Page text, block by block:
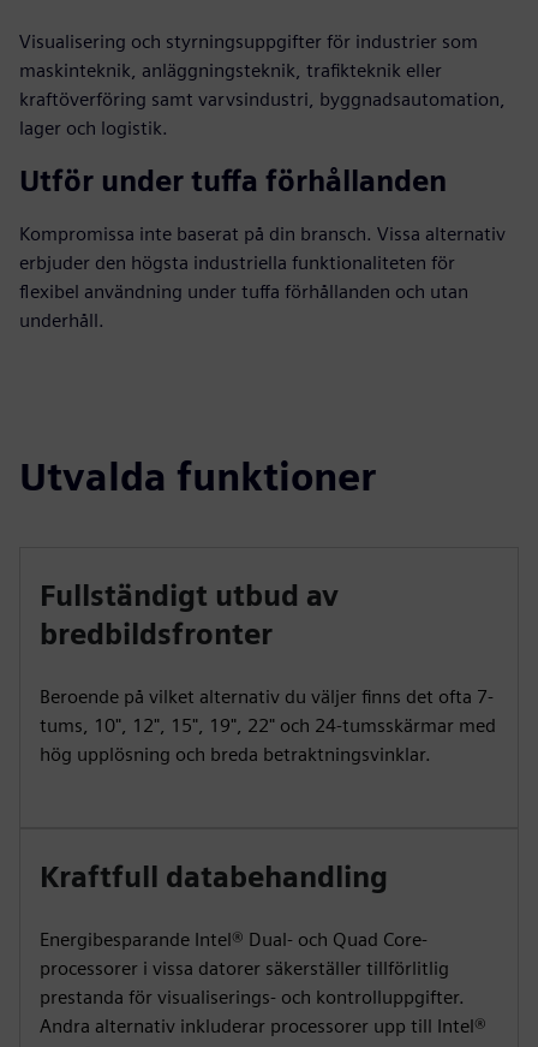
Visualisering och styrningsuppgifter för industrier som
maskinteknik, anläggningsteknik, trafikteknik eller
kraftöverföring samt varvsindustri, byggnadsautomation,
lager och logistik.
Utför under tuffa förhållanden
Kompromissa inte baserat på din bransch. Vissa alternativ
erbjuder den högsta industriella funktionaliteten för
flexibel användning under tuffa förhållanden och utan
underhåll.
Utvalda funktioner
Fullständigt utbud av
bredbildsfronter
Beroende på vilket alternativ du väljer finns det ofta 7-
tums, 10", 12", 15", 19", 22" och 24-tumsskärmar med
hög upplösning och breda betraktningsvinklar.
Kraftfull databehandling
Energibesparande Intel® Dual- och Quad Core-
processorer i vissa datorer säkerställer tillförlitlig
prestanda för visualiserings- och kontrolluppgifter.
Andra alternativ inkluderar processorer upp till Intel®